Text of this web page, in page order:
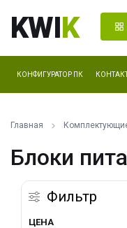
KWIK
КОНФИГУРАТОР ПК
Главная
Блоки
Фильтр
ЦЕНА